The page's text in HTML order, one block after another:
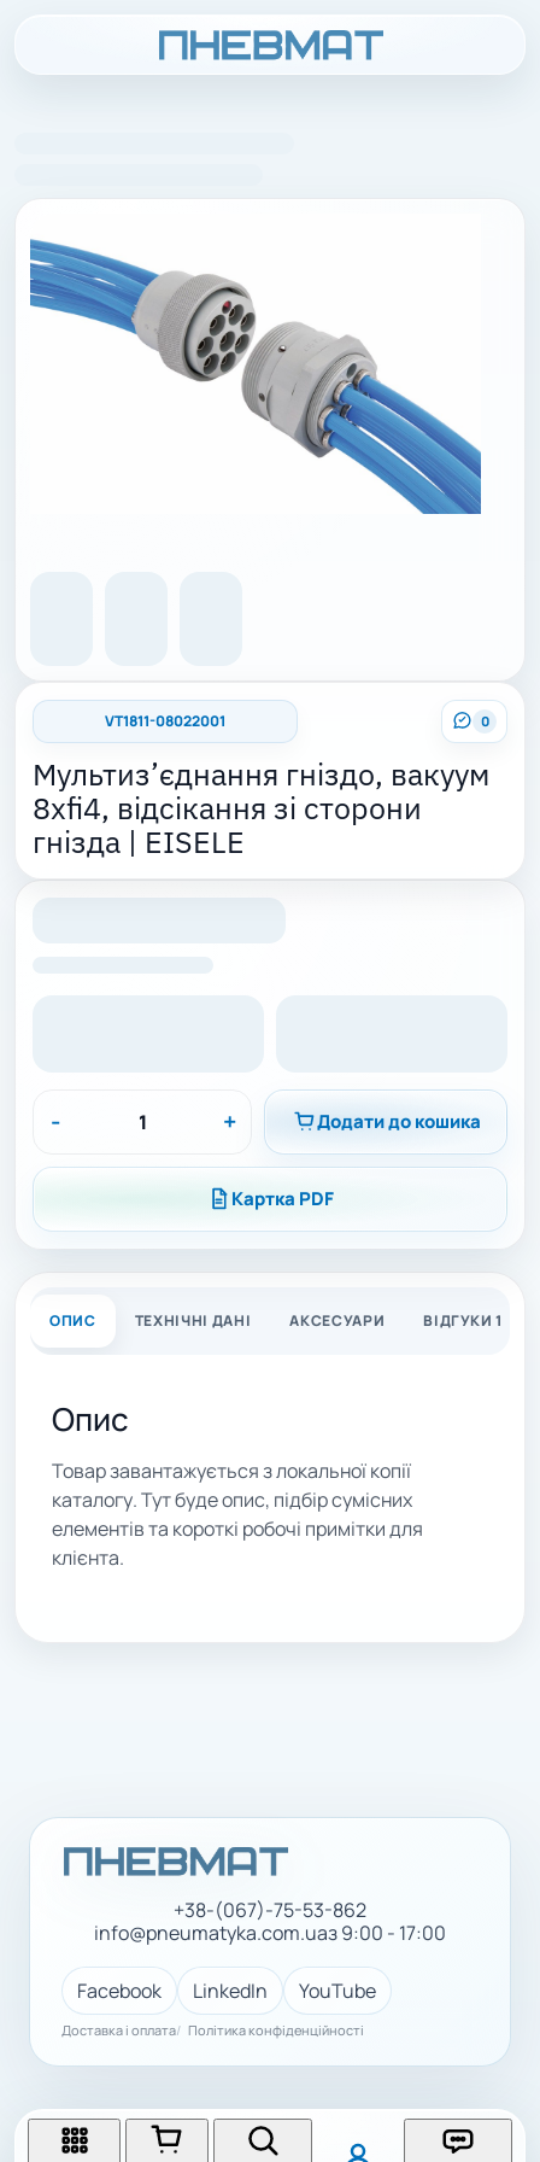
0
VT1811-08022001
Мультиз’єднання гніздо, вакуум
8xfi4, відсікання зі сторони
гнізда | EISELE
- + Додати до кошика
Картка PDF
ОПИС ТЕХНІЧНІ ДАНІ АКСЕСУАРИ ВІДГУКИ 1
Опис
Товар завантажується з локальної копії
каталогу. Тут буде опис, підбір сумісних
елементів та короткі робочі примітки для
клієнта.
+38-(067)-75-53-862
info@pneumatyka.com.uaз 9:00 - 17:00
Facebook LinkedIn YouTube
Доставка і оплата Політика конфіденційності